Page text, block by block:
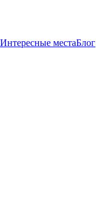
Интересные местаБлог